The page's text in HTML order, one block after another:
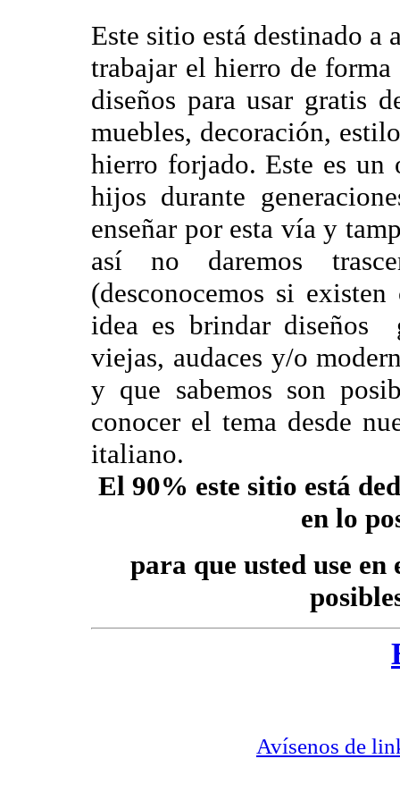
Este sitio está destinado
trabajar el hierro de forma
diseños para usar gratis
muebles, decoración,
hierro forjado. Este es un
hijos durante
enseñar por esta vía y
así no daremos
(desconocemos si
idea es brindar diseños
viejas, audaces y/o
y que sabemos son
conocer el tema desde
italiano.
El 90% este sitio está
en lo
para que usted use
Avísenos de